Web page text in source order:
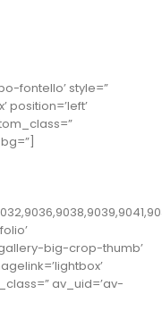
fontello’ style=”
position=’left’
big-crop-thumb’
av_uid=’av-